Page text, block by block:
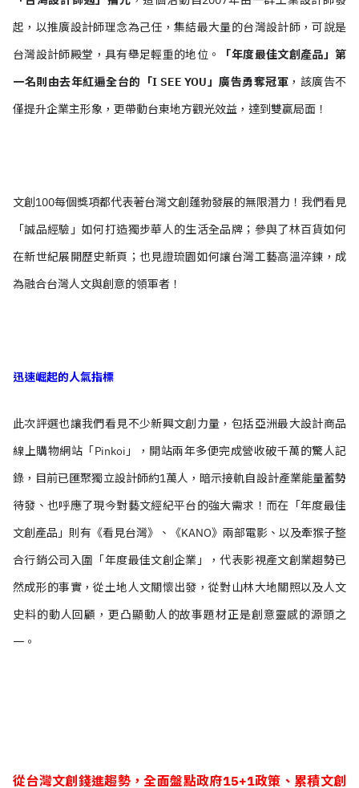
起，以推廣設計師理念為己任，集結最大量的台灣設計師，可說是
台灣設計師殿堂， 具有舉足輕重的地位。
「年度最佳文創產品」第
一名則由去年紅遍全台的「I SEE YOU」廣告勇奪冠軍 ， 該廣告不
僅提升企業主形象，更帶動台東地方觀光效益，達到雙贏局面！
文創100每個獎項都代表著台灣文創蓬勃發展的無限潛力！我們看見
「誠品經驗」如何打造獨步華人的生活全品牌；參與了林百貨如何
在新世紀展開歷史新頁；也見證琉園如何讓台灣工藝高溫淬鍊，成
為融合台灣人文與創意的領軍者！
迅速崛起的人氣指標
此次評選也讓我們看見不少新興文創力量，包括亞洲最大設計商品
線上購物網站「Pinkoi」，開站兩年多便完成營收破千萬的驚人記
錄，目前已匯聚獨立設計師約1萬人，暗示接軌自設計產業能量蓄勢
待發、也呼應了現今對藝文經紀平台的強大需求！ 而在「年度最佳
文創產品」則有《看見台灣》、《KANO》兩部電影、以及牽猴子整
合行銷公司入圍「年度最佳文創企業」，代表影視產文創業趨勢已
然成形的事實，從土地人文關懷出發，從對山林大地關照以及人文
史料的動人回顧，更凸顯動人的故事題材正是創意靈感的源頭之
一。
從台灣文創錢進趨勢，全面盤點政府15+1政策、累積文創